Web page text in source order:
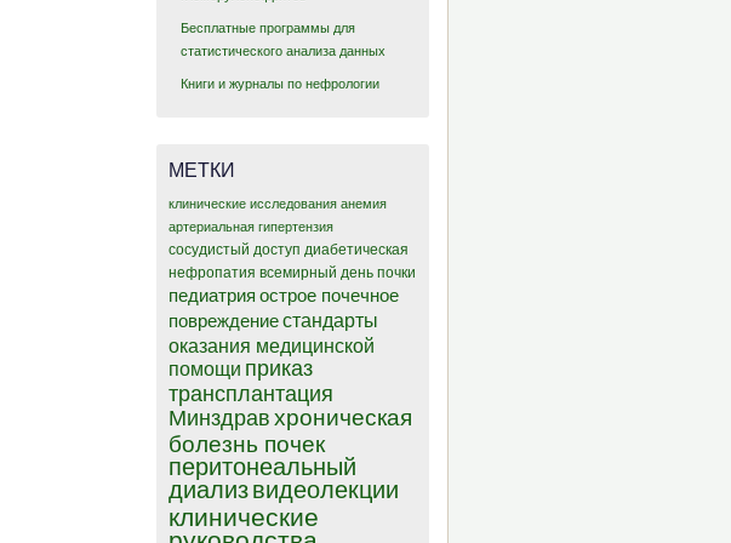
Бесплатные программы для
статистического анализа данных
Книги и журналы по нефрологии
МЕТКИ
клинические исследования анемия
артериальная гипертензия
сосудистый доступ диабетическая
нефропатия всемирный день почки
педиатрия острое почечное
повреждение стандарты
оказания медицинской
помощи приказ
трансплантация
Минздрав хроническая
болезнь почек
перитонеальный
диализ видеолекции
клинические